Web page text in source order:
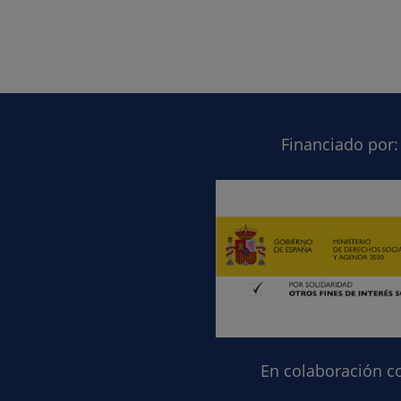
Financiado por:
En colaboración